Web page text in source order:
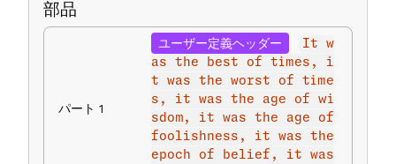
部品
パート 1
ユーザー定義ヘッダー
It w
as the best of times, i
t was the worst of time
s, it was the age of wi
sdom, it was the age of
foolishness, it was the
epoch of belief, it was